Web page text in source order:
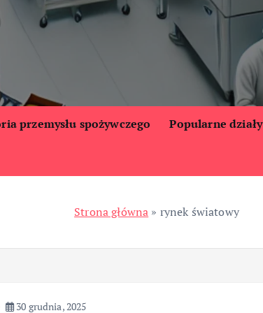
przemysłu spożywczego Popularne działy
Strona główna » rynek światowy
30 grudnia, 2025